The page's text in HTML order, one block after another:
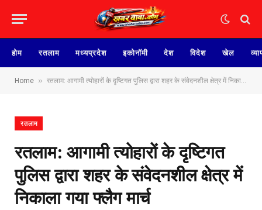
होम रतलाम मध्यप्रदेश इकोनॉमी देश विदेश खेल
Home » रतलाम: आगामी त्योहारों के दृष्टिगत पुलिस द्वारा शहर के संवेदनशील क्षेत्र में निकाला गया फ्लैग मार्च
रतलाम
रतलाम: आगामी त्योहारों के दृष्टिगत
पुलिस द्वारा शहर के संवेदनशील क्षेत्र में
निकाला गया फ्लैग मार्च